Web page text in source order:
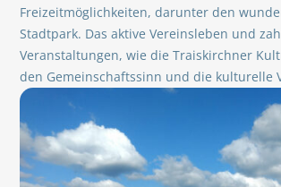
Freizeitmöglichkeiten, darunter den
Stadtpark. Das aktive Vereinsleben und
Veranstaltungen, wie die Traiskirchner
den Gemeinschaftssinn und die kulturelle